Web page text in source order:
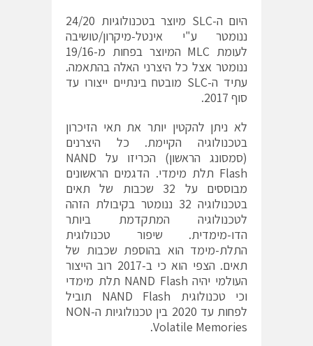
היום ה-SLC מיוצר בטכנולוגיות 24/20
ננומטר ע"י אינטל-מיקרון/טושיבה
לעומת MLC המיוצר בפחות מ-19/16
ננומטר אצל כל היצרני האלה בהתאמה.
עתיד ה-SLC מובטח בינתיים ייצורו עד
סוף 2017.
לא ניתן להקטין יותר את תאי הזיכרון
בטכנולוגיה הקיימת. כל היצרנים
(סמסונג הראשון) הכריזו על NAND
Flash תלת מימדי. הדגמים הראשונים
מבוססים על 32 שכבות של תאים
בטכנולוגיה 32 ננומטר בקיבולת הזהה
לטכנולוגיה המתקדמת ביותר
הדו-מימדית. שיפור טכנולוגית
התלת-מימד הוא בהוספת שכבות של
תאים. הצפי הוא כי ב-2017 רוב הייצור
העולמי יהיה NAND Flash תלת מימדי
וכי טכנולוגית NAND Flash תוביל
לפחות עד 2020 בין טכנולוגיות ה-NON
Volatile Memories.